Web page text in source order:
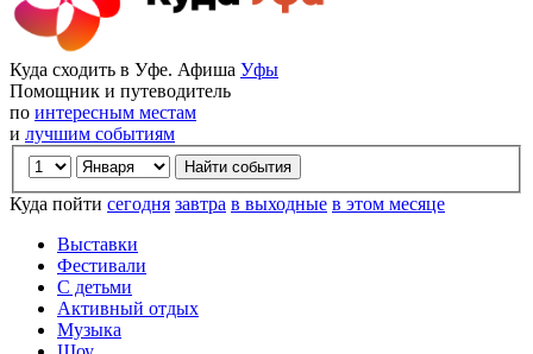
Куда сходить в Уфе. Афиша Уфы
Помощник и путеводитель
по интересным местам
и лучшим событиям
Куда пойти сегодня завтра в выходные в этом месяце
Выставки
Фестивали
С детьми
Активный отдых
Музыка